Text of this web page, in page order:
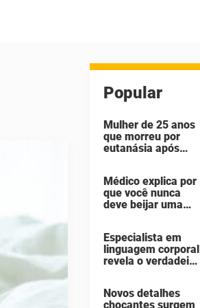
Popular
Mulher de 25 anos
que morreu por
eutanásia após
seus agressores
em um diário
secreto
Médico explica por
que você nunca
deve beijar uma
Especialista em
linguagem corporal
revela o verdadeiro
mexido enquanto a
Novos detalhes
chocantes surgem